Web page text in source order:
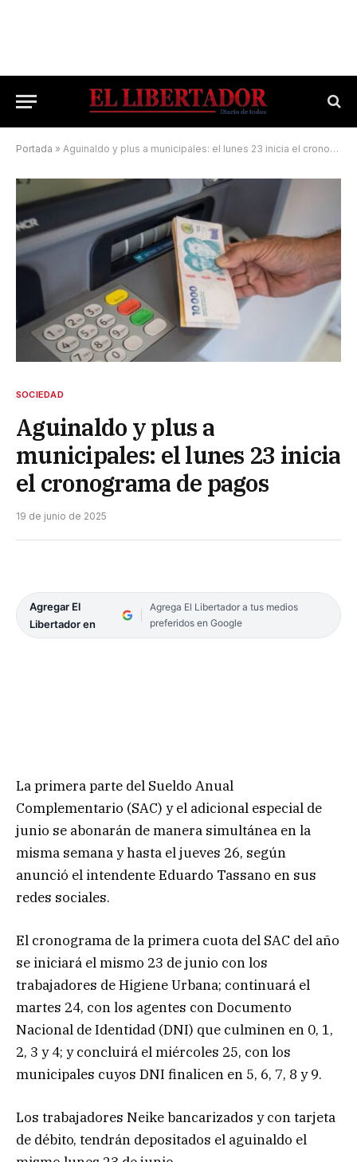
Portada » Aguinaldo y plus a municipales: el lunes 23 inicia el cronograma de pagos
SOCIEDAD
Aguinaldo y plus a
municipales: el lunes 23 inicia
el cronograma de pagos
19 de junio de 2025
Agregar El
Libertador en
Agrega El Libertador a tus medios
preferidos en Google
La primera parte del Sueldo Anual
Complementario (SAC) y el adicional especial de
junio se abonarán de manera simultánea en la
misma semana y hasta el jueves 26, según
anunció el intendente Eduardo Tassano en sus
redes sociales.
El cronograma de la primera cuota del SAC del año
se iniciará el mismo 23 de junio con los
trabajadores de Higiene Urbana; continuará el
martes 24, con los agentes con Documento
Nacional de Identidad (DNI) que culminen en 0, 1,
2, 3 y 4; y concluirá el miércoles 25, con los
municipales cuyos DNI finalicen en 5, 6, 7, 8 y 9.
Los trabajadores Neike bancarizados y con tarjeta
de débito, tendrán depositados el aguinaldo el